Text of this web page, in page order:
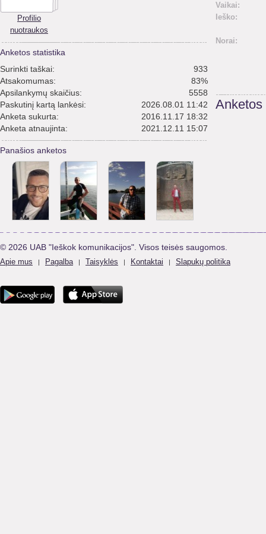
Profilio
nuotraukos
Anketos statistika
Surinkti taškai:
933
Atsakomumas:
83%
Apsilankymų skaičius:
5558
Paskutinį kartą lankėsi:
2026.08.01 11:42
Anketa sukurta:
2016.11.17 18:32
Anketa atnaujinta:
2021.12.11 15:07
Panašios anketos
Vaikai:
Ieško:
Norai:
Anketos
© 2026 UAB "Ieškok komunikacijos". Visos teisės saugomos.
Apie mus | Pagalba | Taisyklės | Kontaktai | Slapukų politika